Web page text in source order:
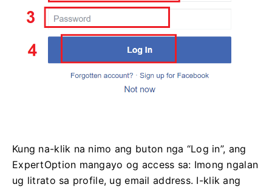
Kung na-klik na nimo ang buton nga “Log in”, ang
ExpertOption mangayo og access sa: Imong ngalan
ug litrato sa profile, ug email address. I-klik ang